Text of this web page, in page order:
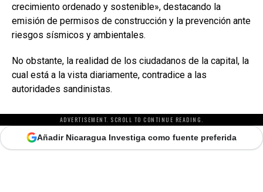
crecimiento ordenado y sostenible», destacando la
emisión de permisos de construcción y la prevención ante
riesgos sísmicos y ambientales.
No obstante, la realidad de los ciudadanos de la capital, la
cual está a la vista diariamente, contradice a las
autoridades sandinistas.
ADVERTISEMENT. SCROLL TO CONTINUE READING.
Añadir Nicaragua Investiga como fuente preferida